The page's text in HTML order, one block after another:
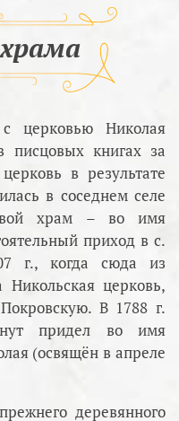
церковью Николая
писцовых книгах за
в результате
в соседнем селе
храм – во имя
приход в с.
г., когда сюда из
церковь,
В 1788 г.
придел во имя
(освящён в апреле
деревянного